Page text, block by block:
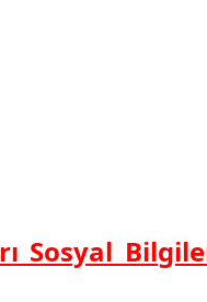
Sosyal